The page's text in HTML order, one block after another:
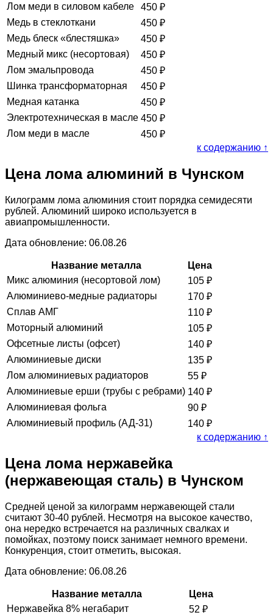
Лом меди в силовом кабеле
450 ₽
Медь в стеклоткани
450 ₽
Медь блеск «блестяшка»
450 ₽
Медный микс (несортовая)
450 ₽
Лом эмальпровода
450 ₽
Шинка трансформаторная
450 ₽
Медная катанка
450 ₽
Электротехническая в масле 450 ₽
Лом меди в масле
450 ₽
к содержанию ↑
Цена лома алюминий в Чунском
Килограмм лома алюминия стоит порядка семидесяти
рублей. Алюминий широко используется в
авиапромышленности.
Дата обновление: 06.08.26
Название металла
Цена
Микс алюминия (несортовой лом)
105 ₽
Алюминиево-медные радиаторы
170 ₽
Сплав АМГ
110 ₽
Моторный алюминий
105 ₽
Офсетные листы (офсет)
140 ₽
Алюминиевые диски
135 ₽
Лом алюминиевых радиаторов
55 ₽
Алюминиевые ерши (трубы с ребрами) 140 ₽
Алюминиевая фольга
90 ₽
Алюминиевый профиль (АД-31)
140 ₽
к содержанию ↑
Цена лома нержавейка
(нержавеющая сталь) в Чунском
Средней ценой за килограмм нержавеющей стали
считают 30-40 рублей. Несмотря на высокое качество,
она нередко встречается на различных свалках и
помойках, поэтому поиск занимает немного времени.
Конкуренция, стоит отметить, высокая.
Дата обновление: 06.08.26
Название металла
Цена
Нержавейка 8% негабарит
52 ₽